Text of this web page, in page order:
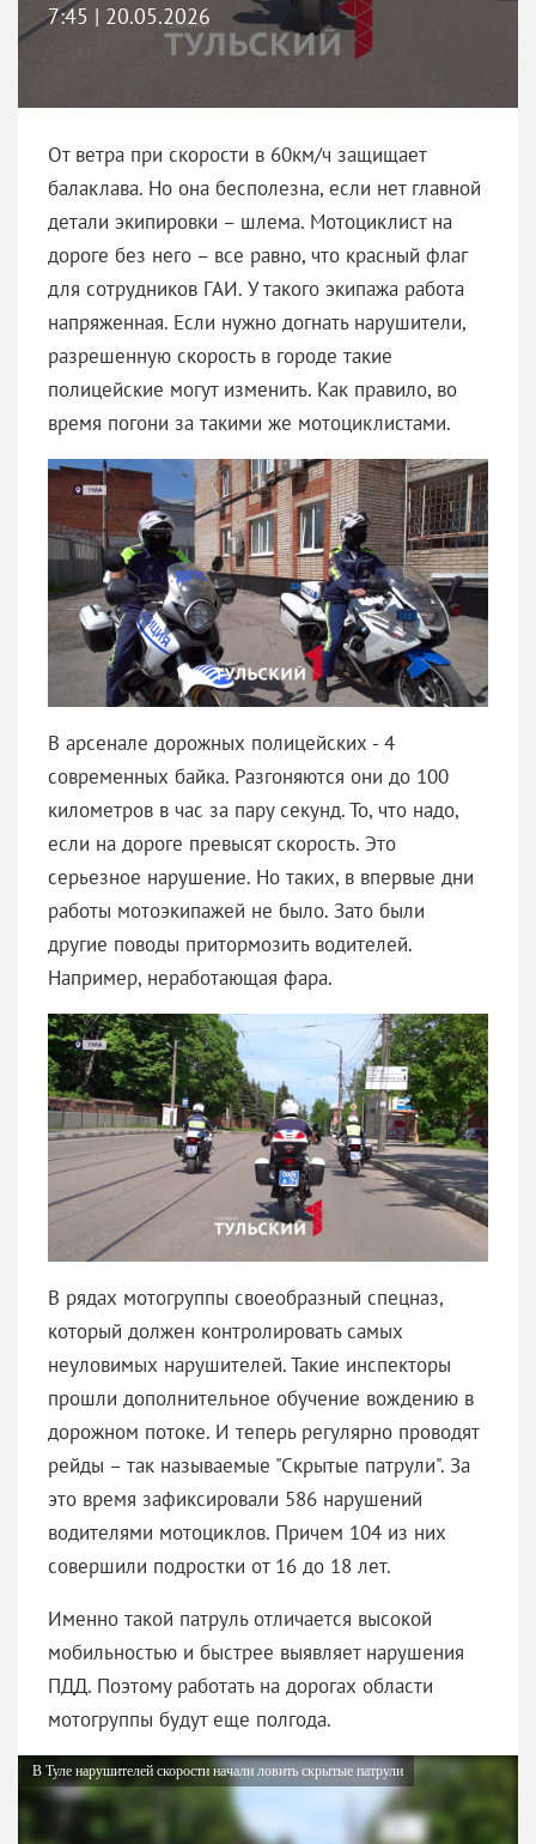
7:45 | 20.05.2026
От ветра при скорости в 60км/ч защищает
балаклава. Но она бесполезна, если нет главной
детали экипировки – шлема. Мотоциклист на
дороге без него – все равно, что красный флаг
для сотрудников ГАИ. У такого экипажа работа
напряженная. Если нужно догнать нарушители,
разрешенную скорость в городе такие
полицейские могут изменить. Как правило, во
время погони за такими же мотоциклистами.
В арсенале дорожных полицейских - 4
современных байка. Разгоняются они до 100
километров в час за пару секунд. То, что надо,
если на дороге превысят скорость. Это
серьезное нарушение. Но таких, в впервые дни
работы мотоэкипажей не было. Зато были
другие поводы притормозить водителей.
Например, неработающая фара.
В рядах мотогруппы своеобразный спецназ,
который должен контролировать самых
неуловимых нарушителей. Такие инспекторы
прошли дополнительное обучение вождению в
дорожном потоке. И теперь регулярно проводят
рейды – так называемые "Скрытые патрули". За
это время зафиксировали 586 нарушений
водителями мотоциклов. Причем 104 из них
совершили подростки от 16 до 18 лет.
Именно такой патруль отличается высокой
мобильностью и быстрее выявляет нарушения
ПДД. Поэтому работать на дорогах области
мотогруппы будут еще полгода.
В Туле нарушителей скорости начали ловить скрытые патрули